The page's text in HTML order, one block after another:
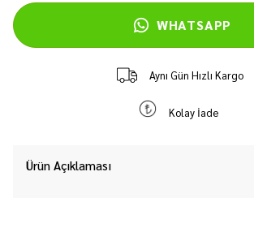
WHATSAPP
Aynı Gün Hızlı Kargo
Kolay İade
Ürün Açıklaması